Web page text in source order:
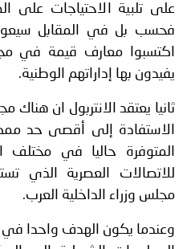
على تلبية الاحتياجات على
فحسب بل في المقابل
اكتسبوا معارف قيمة في
يفيدون بها إداراتهم الوطنية.
ثانيا يعتقد الانتربول ان
الاستفادة إلى أقصى حد
المتوفرة حاليا في مختلف
للاتصالات العصرية الذي
مجلس وزراء الداخلية العرب.
وعندما يكون الهدف واحدا في